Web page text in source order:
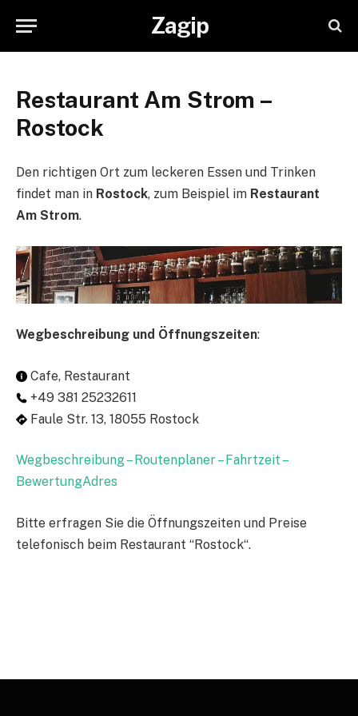
Zagip
Restaurant Am Strom –
Rostock
Den richtigen Ort zum leckeren Essen und Trinken
findet man in Rostock, zum Beispiel im Restaurant
Am Strom.
Wegbeschreibung und Öffnungszeiten:
Cafe, Restaurant
+49 381 25232611
Faule Str. 13, 18055 Rostock
Wegbeschreibung – Routenplaner – Fahrtzeit –
BewertungAdres
Bitte erfragen Sie die Öffnungszeiten und Preise
telefonisch beim Restaurant “Rostock“.